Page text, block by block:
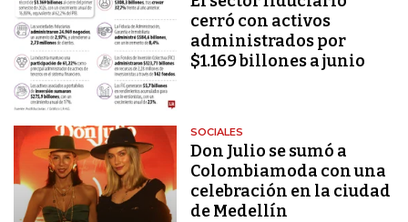
cerró con activos
administrados por
$1.169 billones a junio
SOCIALES
Don Julio se sumó a
Colombiamoda con una
celebración en la ciudad
de Medellín